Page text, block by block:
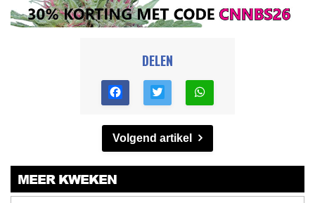
DELEN
Volgend artikel
MEER KWEKEN